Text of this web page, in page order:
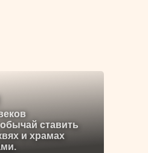
ставить
и храмах